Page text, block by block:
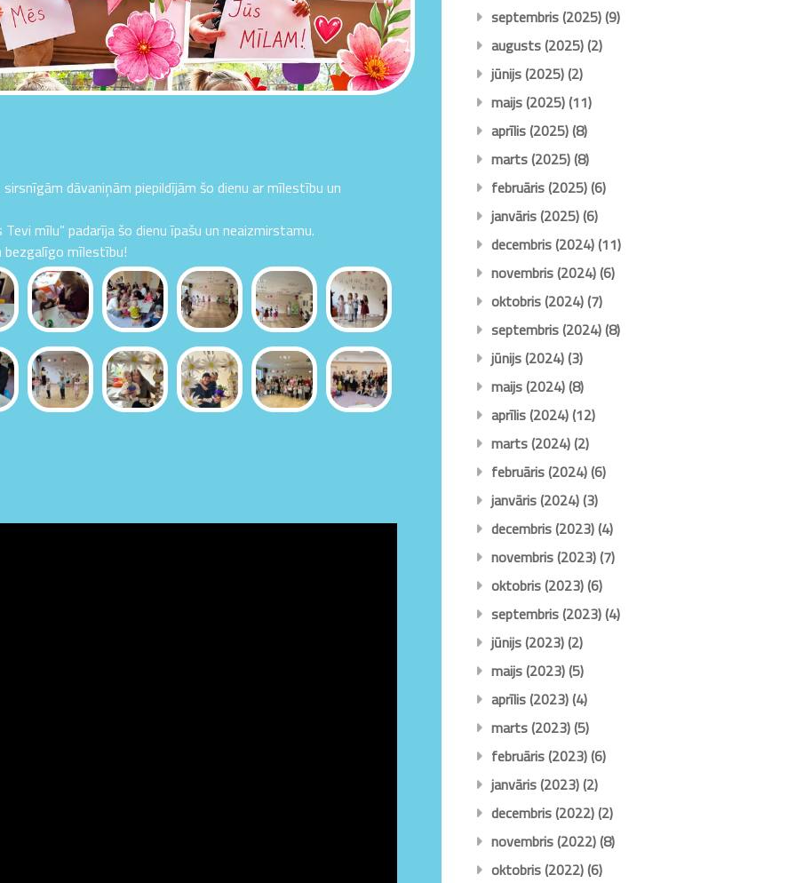
dāvaniņām piepildījām šo dienu ar mīlestību un
mīlu” padarīja šo dienu īpašu un neaizmirstamu.
bezgalīgo mīlestību!
septembris (2025)(9)
augusts (2025)(2)
jūnijs (2025)(2)
maijs (2025)(11)
aprīlis (2025)(8)
marts (2025)(8)
februāris (2025)(6)
janvāris (2025)(6)
decembris (2024)(11)
novembris (2024)(6)
oktobris (2024)(7)
septembris (2024)(8)
jūnijs (2024)(3)
maijs (2024)(8)
aprīlis (2024)(12)
marts (2024)(2)
februāris (2024)(6)
janvāris (2024)(3)
decembris (2023)(4)
novembris (2023)(7)
oktobris (2023)(6)
septembris (2023)(4)
jūnijs (2023)(2)
maijs (2023)(5)
aprīlis (2023)(4)
marts (2023)(5)
februāris (2023)(6)
janvāris (2023)(2)
decembris (2022)(2)
novembris (2022)(8)
oktobris (2022)(6)